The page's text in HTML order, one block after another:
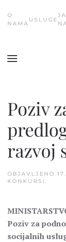
Skip
О
NAMA
USLUGE
Poziv
razvoj
OBJAVLJENO
KONKURSI .
Poziv za
socijalnih